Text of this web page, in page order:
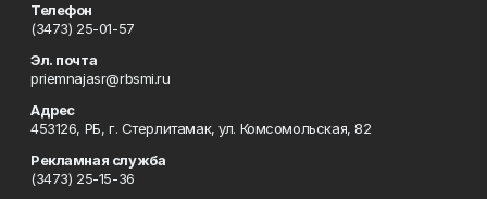
Телефон
(3473) 25-01-57
Эл. почта
priemnajasr@rbsmi.ru
Адрес
453126, РБ, г. Стерлитамак, ул. Комсомольская, 82
Рекламная служба
(3473) 25-15-36